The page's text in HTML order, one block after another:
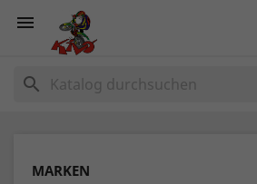

search
MARKEN